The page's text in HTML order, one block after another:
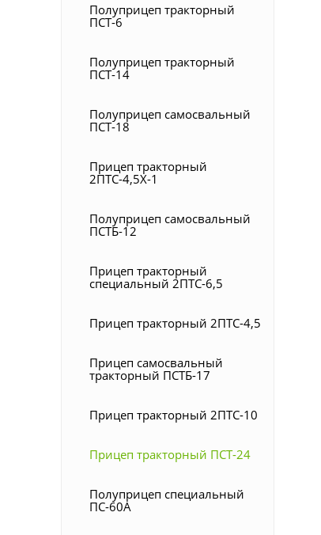
Полуприцеп тракторный
ПСТ-6
Полуприцеп тракторный
ПСТ-14
Полуприцеп самосвальный
ПСТ-18
Прицеп тракторный
2ПТС-4,5Х-1
Полуприцеп самосвальный
ПСТБ-12
Прицеп тракторный
специальный 2ПТС-6,5
Прицеп тракторный 2ПТС-4,5
Прицеп самосвальный
тракторный ПСТБ-17
Прицеп тракторный 2ПТС-10
Прицеп тракторный ПСТ-24
Полуприцеп специальный
ПС-60А